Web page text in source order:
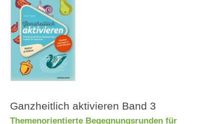
Ganzheitlich aktivieren Band 3
Themenorientierte Begegnungsrunden für